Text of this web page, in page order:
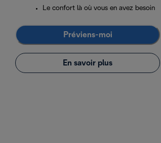
Le confort là où vous en avez besoin
Préviens-moi
En savoir plus